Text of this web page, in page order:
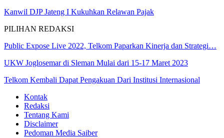
Kanwil DJP Jateng I Kukuhkan Relawan Pajak
PILIHAN REDAKSI
Public Expose Live 2022, Telkom Paparkan Kinerja dan Strategi…
UKW Joglosemar di Sleman Mulai dari 15-17 Maret 2023
Telkom Kembali Dapat Pengakuan Dari Institusi Internasional
Kontak
Redaksi
Tentang Kami
Disclaimer
Pedoman Media Saiber